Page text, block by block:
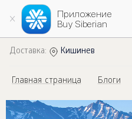
Приложение
Buy Siberian
Доставка: Кишинев
Главная страница Блоги